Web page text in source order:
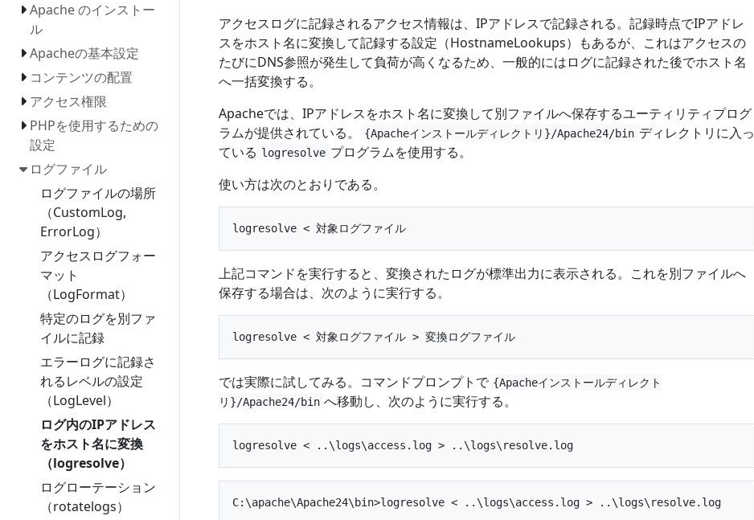
Apache のインストー
ル
Apacheの基本設定
コンテンツの配置
アクセス権限
PHPを使用するための
設定
ログファイル
ログファイルの場所
（CustomLog,
ErrorLog）
アクセスログフォー
マット
（LogFormat）
特定のログを別ファ
イルに記録
エラーログに記録さ
れるレベルの設定
（LogLevel）
ログ内のIPアドレス
をホスト名に変換
（logresolve）
ログローテーション
（rotatelogs）
アクセスログに記録されるアクセス情報は、IPアドレスで記録される。記録時点でIPアドレ
スをホスト名に変換して記録する設定（HostnameLookups）もあるが、これはアクセスの
たびにDNS参照が発生して負荷が高くなるため、一般的にはログに記録された後でホスト名
へ一括変換する。
Apacheでは、IPアドレスをホスト名に変換して別ファイルへ保存するユーティリティプログ
ラムが提供されている。
{Apacheインストールディレクトリ}/Apache24/bin ディレクトリに入っ
ている logresolve プログラムを使用する。
使い方は次のとおりである。
上記コマンドを実行すると、変換されたログが標準出力に表示される。これを別ファイルへ
保存する場合は、次のように実行する。
では実際に試してみる。コマンドプロンプトで {Apacheインストールディレクト
リ}/Apache24/bin へ移動し、次のように実行する。
C:\apache\Apache24\bin>logresolve < ..\logs\access.log > ..\logs\resolve.log